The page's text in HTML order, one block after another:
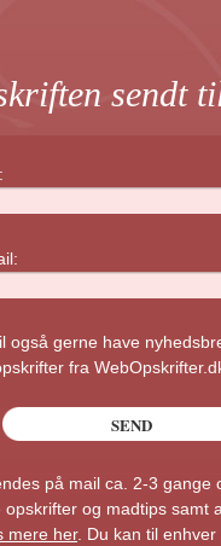
sendt
også gerne have
fra
på mail ca. 2-3 gange
og madtips samt
mere her. Du kan til enhver